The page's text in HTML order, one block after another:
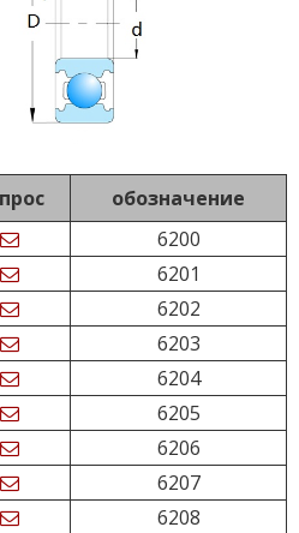
обозначение
6200
6201
6202
6203
6204
6205
6206
6207
6208